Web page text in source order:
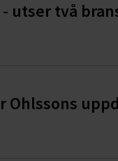
utser två
Ohlssons